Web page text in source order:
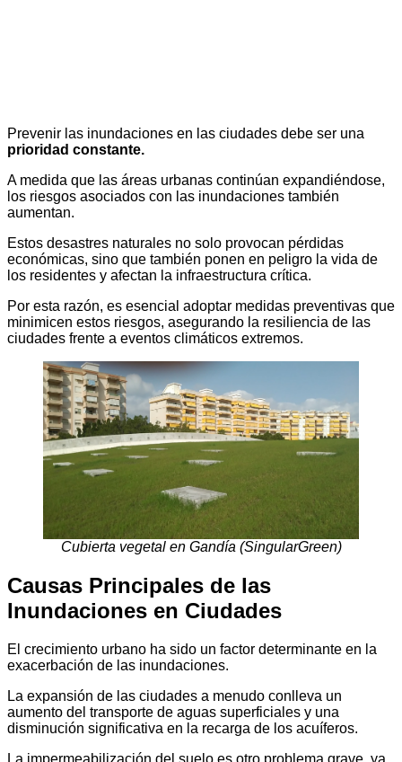
Prevenir las inundaciones en las ciudades debe ser una
prioridad constante.
A medida que las áreas urbanas continúan expandiéndose,
los riesgos asociados con las inundaciones también
aumentan.
Estos desastres naturales no solo provocan pérdidas
económicas, sino que también ponen en peligro la vida de
los residentes y afectan la infraestructura crítica.
Por esta razón, es esencial adoptar medidas preventivas que
minimicen estos riesgos, asegurando la resiliencia de las
ciudades frente a eventos climáticos extremos.
Cubierta vegetal en Gandía (SingularGreen)
Causas Principales de las
Inundaciones en Ciudades
El crecimiento urbano ha sido un factor determinante en la
exacerbación de las inundaciones.
La expansión de las ciudades a menudo conlleva un
aumento del transporte de aguas superficiales y una
disminución significativa en la recarga de los acuíferos.
La impermeabilización del suelo es otro problema grave, ya